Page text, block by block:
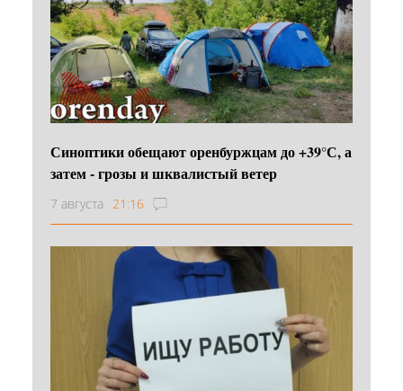
Синоптики обещают оренбуржцам до +39°С, а
затем - грозы и шквалистый ветер
7 августа 21:16